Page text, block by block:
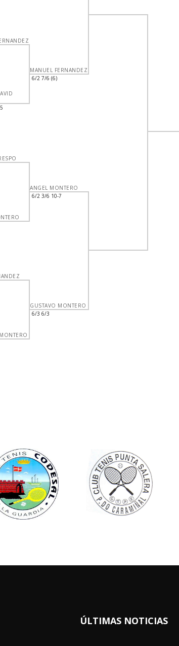
MANUEL FERNANDEZ
6/2 7/6 (6)
ANGEL MONTERO
6/2 3/6 10-7
GUSTAVO MONTERO
6/3 6/3
ÚLTIMAS NOTICIAS